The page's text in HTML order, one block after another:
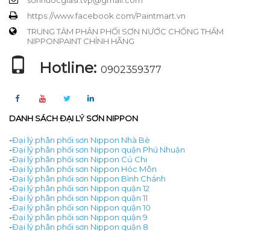
https://www.facebook.com/Paintmart.vn
TRUNG TÂM PHÂN PHỐI SƠN NƯỚC CHỐNG THẤM
NIPPONPAINT CHÍNH HÃNG
Hotline: 0902359377
DANH SÁCH ĐẠI LÝ SƠN NIPPON
-Đại lý phân phối sơn Nippon Nhà Bè
-Đại lý phân phối sơn Nippon quận Phú Nhuận
-Đại lý phân phối sơn Nippon Củ Chi
-Đại lý phân phối sơn Nippon Hóc Môn
-Đại lý phân phối sơn Nippon Bình Chánh
-Đại lý phân phối sơn Nippon quận 12
-Đại lý phân phối sơn Nippon quận 11
-Đại lý phân phối sơn Nippon quận 10
-Đại lý phân phối sơn Nippon quận 9
-Đại lý phân phối sơn Nippon quận 8